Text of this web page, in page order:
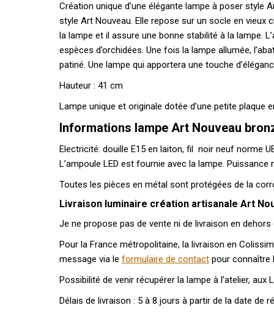
Création unique d’une élégante lampe à poser
style Art Nouveau. Elle repose sur un socle en
la lampe et il assure une bonne stabilité à la lampe.
espèces d’orchidées. Une fois la lampe allumée,
patiné. Une lampe qui apportera une touche
Hauteur : 41 cm
Lampe unique et originale dotée d’une petite plaque
Informations lampe Art Nouveau
Electricité: douille E15 en laiton, fil noir neuf norme
L’ampoule LED est fournie avec la lampe.
Toutes les pièces en métal sont protégées de la
Livraison luminaire création artisanale Art
Je ne propose pas de vente ni de livraison en dehors
Pour la France métropolitaine, la livraison en
message via le formulaire de contact pour connaître
Possibilité de venir récupérer la lampe à l’atelier,
Délais de livraison : 5 à 8 jours à partir de la date de